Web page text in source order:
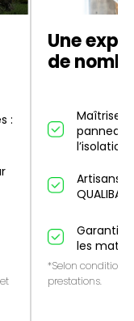
:
Une
de
Maîtrise
Artisans
QUALIBAT
Garantie
les
*Selon conditions
prestations.